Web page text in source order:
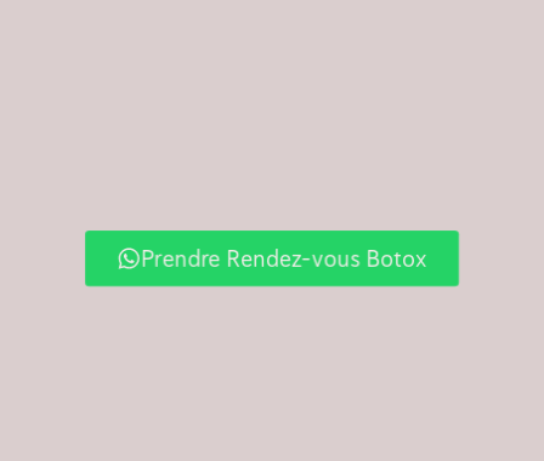
Prendre Rendez-vous Botox